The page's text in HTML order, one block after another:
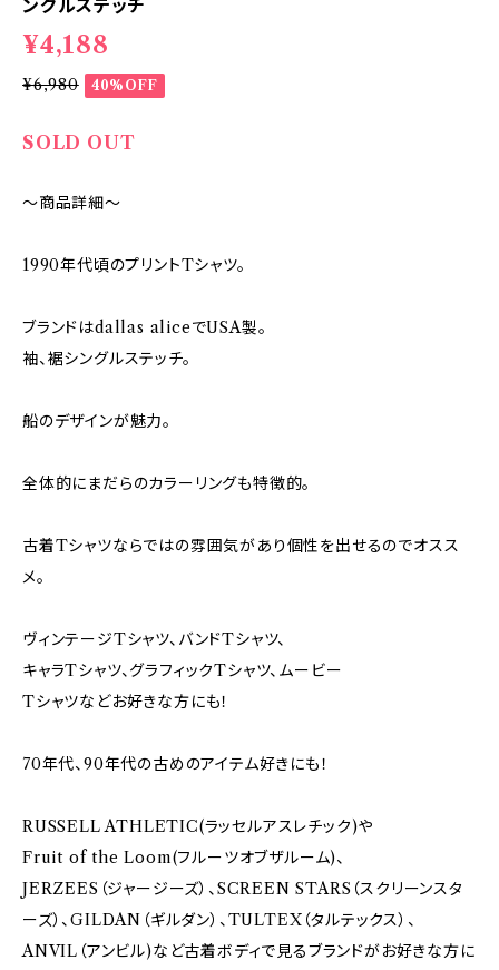
ングルステッチ
¥4,188
¥6,980 40%OFF
SOLD OUT
～商品詳細～
1990年代頃のプリントTシャツ。
ブランドはdallas aliceでUSA製。
袖、裾シングルステッチ。
船のデザインが魅力。
全体的にまだらのカラーリングも特徴的。
古着Tシャツならではの雰囲気があり個性を出せるのでオスス
メ。
ヴィンテージTシャツ、バンドTシャツ、
キャラTシャツ、グラフィックTシャツ、ムービー
Tシャツなどお好きな方にも！
70年代、90年代の古めのアイテム好きにも！
RUSSELL ATHLETIC(ラッセルアスレチック)や
Fruit of the Loom(フルーツオブザルーム)、
JERZEES（ジャージーズ）、SCREEN STARS（スクリーンスタ
ーズ）、GILDAN（ギルダン）、TULTEX（タルテックス）、
ANVIL（アンビル)など古着ボディで見るブランドがお好きな方に